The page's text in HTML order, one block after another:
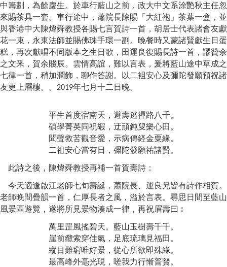
中籌劃，為餘慶生。於車行藍山之前，政大中文系涂艷秋主任忽
來賜茶具一套。車行途中，蕭院長除賜「大紅袍」茶葉一盒，並
與香港中大陳煒舜教授各賜七言賀詩一首，胡居士代表諸會友獻
花一束，永東法師並賜佛珠手環一副。晚餐時又蒙諸賢獻生日蛋
糕，再次獻唱不同版本之生日歌，田運良復賜長詩一首，謬贊余
之文釆，賀余賤辰。雲情高誼，難以言表，爰將藍山途中草成之
七律一首，稍加潤飾，聊作答謝。以二袓安心及彌陀發願預祝諸
友更上層樓。。 2019年七月十二日晚。
平生首度宿南天，避壽逃禪路八千。
碩學菁英同祝嘏，迂頑鈍叟樂心田。
聞聲救苦觀音愛，示病傳経金粟緣。
二祖安心當有日，彌陀發願祐諸賢。
此詩之後，陳煒舜教授再補一首賀壽詩 ：
今天適逢啟江老師七旬壽誕，蕭院長、運良兄皆有詩作相賀。
老師晚間疊韻一首，仁厚長者之風，溢於言表。尋思日間至藍山
風景區遊覽，遂將所見景物湊成一律，再祝眉壽曰︰
萬里罡風搖碧天。藍山玉樹壽千千。
崖前纜索穿佳氣，足底琉璃見福田。
縱目難窮唯好景，從心所欲即殊緣。
最高峰外毫光現，嗟我力行慚普賢。